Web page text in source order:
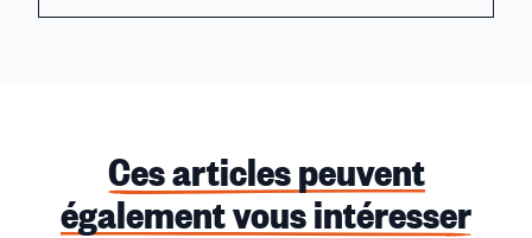
Ces articles peuvent
également vous intéresser